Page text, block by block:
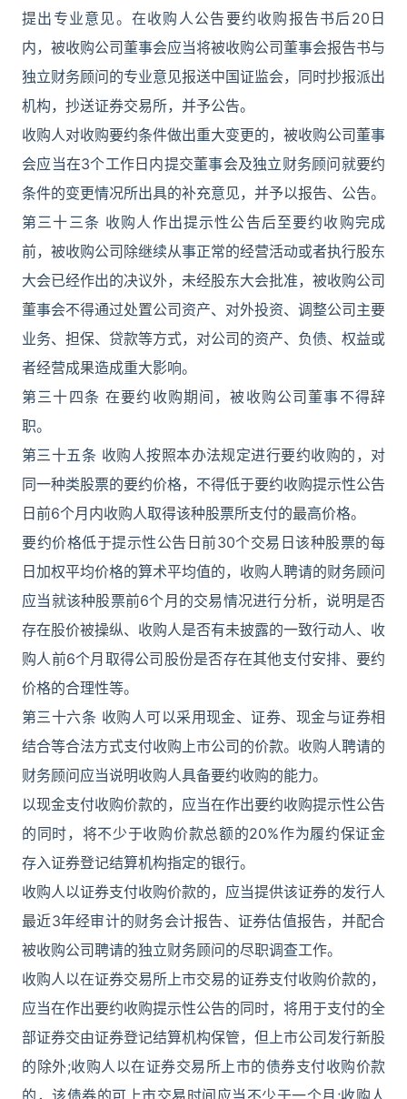
提出专业意见。在收购人公告要约收购报告书后20日
内，被收购公司董事会应当将被收购公司董事会报告书与
独立财务顾问的专业意见报送中国证监会，同时抄报派出
机构，抄送证券交易所，并予公告。
收购人对收购要约条件做出重大变更的，被收购公司董事
会应当在3个工作日内提交董事会及独立财务顾问就要约
条件的变更情况所出具的补充意见，并予以报告、公告。
第三十三条 收购人作出提示性公告后至要约收购完成
前，被收购公司除继续从事正常的经营活动或者执行股东
大会已经作出的决议外，未经股东大会批准，被收购公司
董事会不得通过处置公司资产、对外投资、调整公司主要
业务、担保、贷款等方式，对公司的资产、负债、权益或
者经营成果造成重大影响。
第三十四条 在要约收购期间，被收购公司董事不得辞
职。
第三十五条 收购人按照本办法规定进行要约收购的，对
同一种类股票的要约价格，不得低于要约收购提示性公告
日前6个月内收购人取得该种股票所支付的最高价格。
要约价格低于提示性公告日前30个交易日该种股票的每
日加权平均价格的算术平均值的，收购人聘请的财务顾问
应当就该种股票前6个月的交易情况进行分析，说明是否
存在股价被操纵、收购人是否有未披露的一致行动人、收
购人前6个月取得公司股份是否存在其他支付安排、要约
价格的合理性等。
第三十六条 收购人可以采用现金、证券、现金与证券相
结合等合法方式支付收购上市公司的价款。收购人聘请的
财务顾问应当说明收购人具备要约收购的能力。
以现金支付收购价款的，应当在作出要约收购提示性公告
的同时，将不少于收购价款总额的20%作为履约保证金
存入证券登记结算机构指定的银行。
收购人以证券支付收购价款的，应当提供该证券的发行人
最近3年经审计的财务会计报告、证券估值报告，并配合
被收购公司聘请的独立财务顾问的尽职调查工作。
收购人以在证券交易所上市交易的证券支付收购价款的，
应当在作出要约收购提示性公告的同时，将用于支付的全
部证券交由证券登记结算机构保管，但上市公司发行新股
的除外;收购人以在证券交易所上市的债券支付收购价款
的，该债券的可上市交易时间应当不少于一个月;收购人